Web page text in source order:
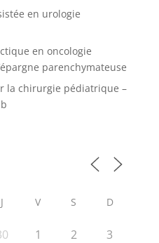
en urologie
en oncologie
parenchymateuse
la chirurgie pédiatrique –
J V S D
1 2 3